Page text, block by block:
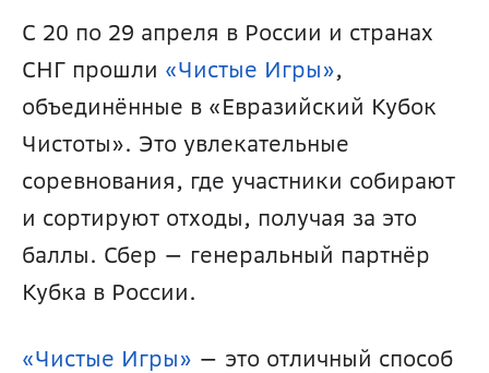
С 20 по 29 апреля в России и странах
СНГ прошли «Чистые Игры»,
объединённые в «Евразийский Кубок
Чистоты». Это увлекательные
соревнования, где участники собирают
и сортируют отходы, получая за это
баллы. Сбер — генеральный партнёр
Кубка в России.
«Чистые Игры» — это отличный способ